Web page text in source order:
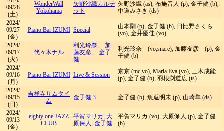
09/28
(土)
WonderWall
Yokohama
矢野沙織カルテ
ット
矢野沙織 (as), 布施音人 (p), 金子健 (b),
中道みさき (ds)
2024/
09/27
(金)
Piano Bar IZUMI Special
山本剛 (p), 金子健 (b), 日比野さくら
(vo), 金井優佳 (vo)
2024/
09/17
(火)
代々木ナル
利光玲奈, 加
藤友彦, 金子
健
利光玲奈 (vo,snare), 加藤友彦 (p), 金
子健 (b)
2024/
09/16
(月)
Piano Bar IZUMI Live & Session
京京 (mc,vo), Maria Eva (vo), 三木成能
(p), 金子健 (b), 羽根渕道広 (ts)
2024/
09/15
(日)
吉祥寺サムタイ
ム
金子健 3 金子健 (b), 魚返明未 (p), 山崎隼 (ds)
2024/
09/13
(金)
eighty one JAZZ
CLUB
平賀マリカ, 大
原保人, 金子健
平賀マリカ (vo), 大原保人 (p), 金子健
(b)